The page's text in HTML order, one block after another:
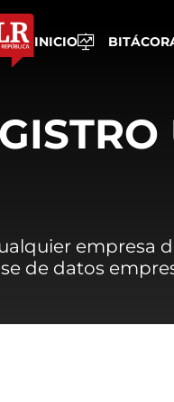
INICIO
empresa
de datos